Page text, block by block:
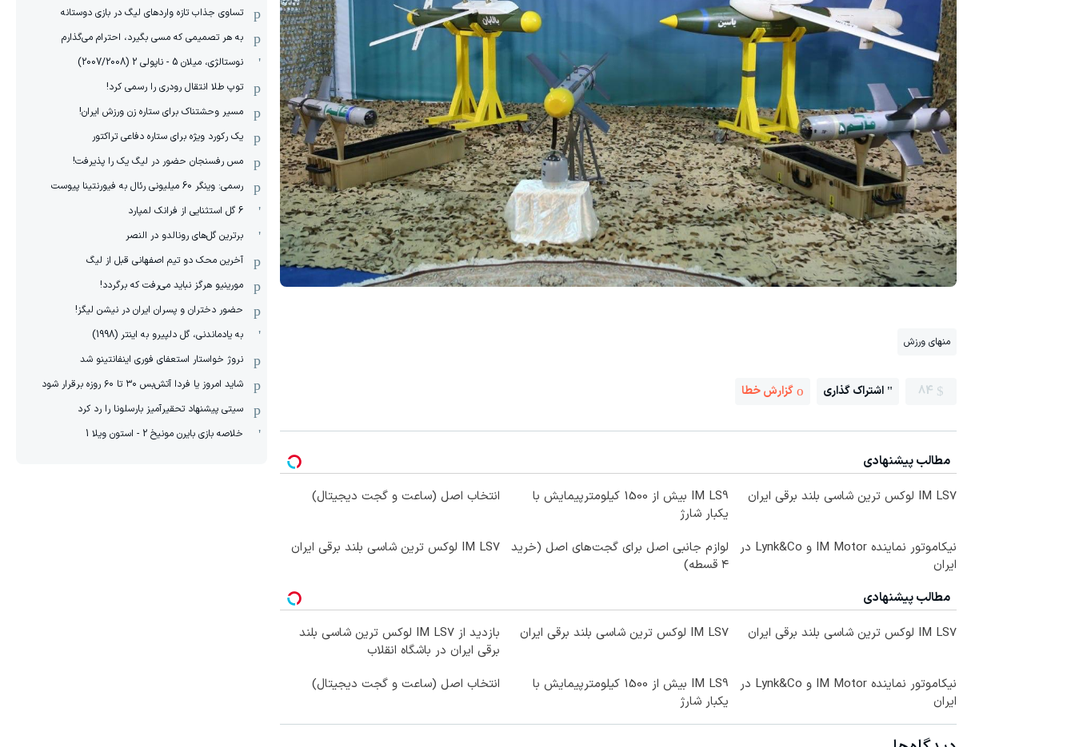
منهای ورزش
84 اشتراک گذاری گزارش خطا
مطالب پیشنهادی
IM LS7 لوکس ترین شاسی بلند برقی ایران
IM LS9 بیش از 1500 کیلومترپیمایش با
یکبار شارژ
انتخاب اصل (ساعت و گجت دیجیتال)
نیکاموتور نماینده IM Motor و Lynk&Co در
ایران
لوازم جانبی اصل برای گجت‌های اصل (خرید
۴ قسطه)
IM LS7 لوکس ترین شاسی بلند برقی ایران
مطالب پیشنهادی
IM LS7 لوکس ترین شاسی بلند برقی ایران
IM LS7 لوکس ترین شاسی بلند برقی ایران
بازدید از IM LS7 لوکس ترین شاسی بلند
برقی ایران در باشگاه انقلاب
نیکاموتور نماینده IM Motor و Lynk&Co در
ایران
IM LS9 بیش از 1500 کیلومترپیمایش با
یکبار شارژ
انتخاب اصل (ساعت و گجت دیجیتال)
تساوی جذاب تازه واردهای لیگ در بازی دوستانه
به هر تصمیمی که مسی بگیرد، احترام می‌گذارم
نوستالژی، میلان 5 - ناپولی 2 (2007/2008)
توپ طلا انتقال رودری را رسمی کرد!
مسیر وحشتناک برای ستاره زن ورزش ایران!
یک رکورد ویژه برای ستاره دفاعی تراکتور
مس رفسنجان حضور در لیگ یک را پذیرفت!
رسمی: وینگر 60 میلیونی رئال به فیورنتینا پیوست
6 گل استثنایی از فرانک لمپارد
برترین گل‌های رونالدو در النصر
آخرین محک دو تیم اصفهانی قبل از لیگ
مورینیو هرگز نباید می‌رفت که برگردد!
حضور دختران و پسران ایران در نیشن لیگز!
به یادماندنی، گل دلپیرو به اینتر (1998)
نروژ خواستار استعفای فوری اینفانتینو شد
شاید امروز یا فردا آتش‌بس ۳۰ تا ۶۰ روزه برقرار شود
سیتی پیشنهاد تحقیرآمیز بارسلونا را رد کرد
خلاصه بازی بایرن مونیخ 2 - استون ویلا 1